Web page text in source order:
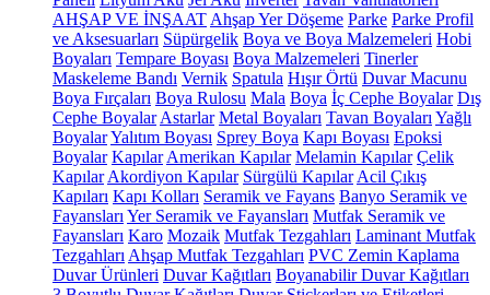
AHŞAP VE İNŞAAT Ahşap Yer Döşeme Parke Parke Profil
ve Aksesuarları Süpürgelik Boya ve Boya Malzemeleri Hobi
Boyaları Tempare Boyası Boya Malzemeleri Tinerler
Maskeleme Bandı Vernik Spatula Hışır Örtü Duvar Macunu
Boya Fırçaları Boya Rulosu Mala Boya İç Cephe Boyalar Dış
Cephe Boyalar Astarlar Metal Boyaları Tavan Boyaları Yağlı
BoyalarYalıtım Boyası Sprey Boya Kapı Boyası Epoksi
Boyalar Kapılar Amerikan Kapılar Melamin Kapılar Çelik
Kapılar Akordiyon Kapılar Sürgülü Kapılar Acil Çıkış
Kapıları Kapı Kolları Seramik ve Fayans Banyo Seramik ve
Fayansları Yer Seramik ve Fayansları Mutfak Seramik ve
Fayansları Karo Mozaik Mutfak Tezgahları Laminant Mutfak
Tezgahları Ahşap Mutfak Tezgahları PVC Zemin Kaplama
Duvar Ürünleri Duvar Kağıtları Boyanabilir Duvar Kağıtları